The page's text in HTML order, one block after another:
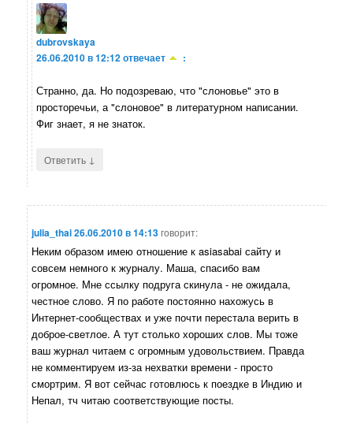
dubrovskaya
26.06.2010 в 12:12отвечает :
Странно, да. Но подозреваю, что "слоновье" это в
просторечьи, а "слоновое" в литературном написании.
Фиг знает, я не знаток.
Ответить ↓
julia_thai26.06.2010 в 14:13говорит:
Неким образом имею отношение к asiasabai сайту и
совсем немного к журналу. Маша, спасибо вам
огромное. Мне ссылку подруга скинула - не ожидала,
честное слово. Я по работе постоянно нахожусь в
Интернет-сообществах и уже почти перестала верить в
доброе-светлое. А тут столько хороших слов. Мы тоже
ваш журнал читаем с огромным удовольствием. Правда
не комментируем из-за нехватки времени - просто
смортрим. Я вот сейчас готовлюсь к поездке в Индию и
Непал, тч читаю соответствующие посты.